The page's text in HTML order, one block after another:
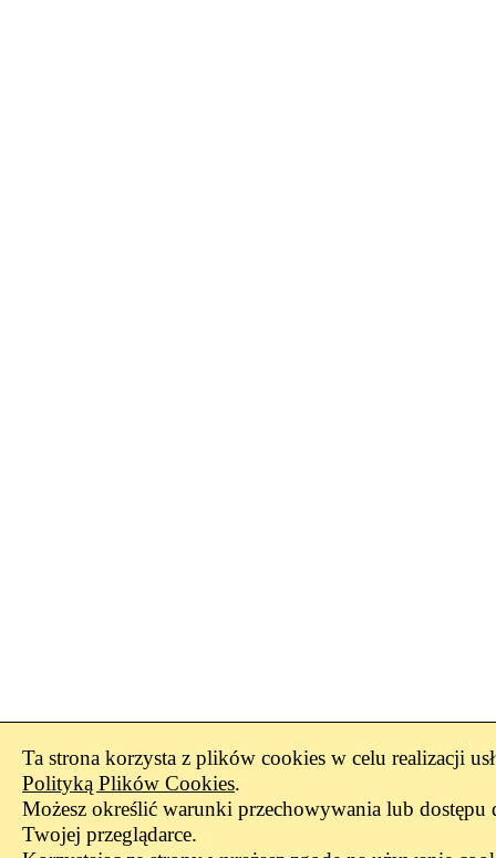
Ta strona korzysta z plików cookies w celu realizacji
Polityką Plików Cookies.
Możesz określić warunki przechowywania lub
Twojej przeglądarce.